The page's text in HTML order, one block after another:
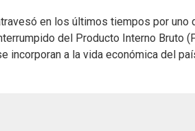
en los últimos tiempos por
del Producto Interno Bruto
incorporan a la vida económica del